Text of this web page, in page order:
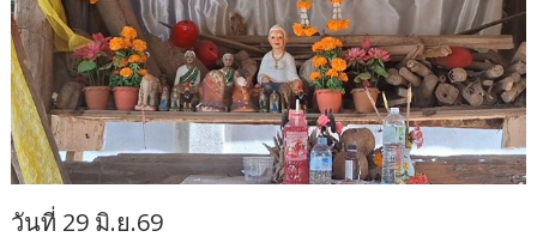
วันที่ 29 มิ.ย.69